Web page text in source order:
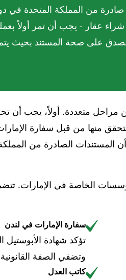
من المملكة المتحدة في
عقار - يجب أن تمر أولاً
تصدق على صحة المستند بحيث
مراحل متعددة. أولاً، يجب أن
منها من قبل سفارة
المستندات الصادرة من
الخاصة في الإمارات.
سفارة الإمارات في لندن
تؤكد شهادة الأبوستيل
وتضفي الصفة
كاتب العدل